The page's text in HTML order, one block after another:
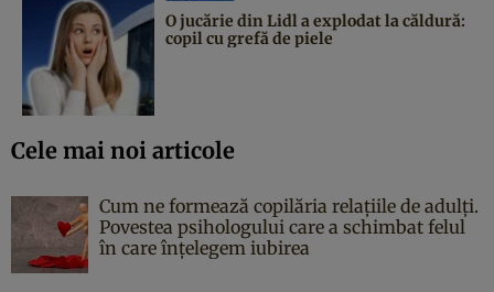
O jucărie din Lidl a explodat la căldură:
copil cu grefă de piele
Cele mai noi articole
Cum ne formează copilăria relațiile de adulți.
Povestea psihologului care a schimbat felul
în care înțelegem iubirea